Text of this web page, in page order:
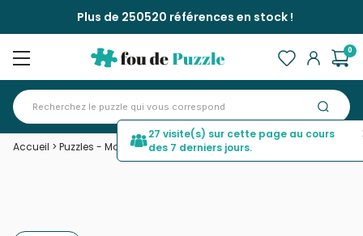
Plus de 250520 références en stock !
0
Accueil > Puzzles - Montagnes> Majesté de la Montagne Printanière
27 visite(s) sur cette page au cours
des 7 derniers jours.